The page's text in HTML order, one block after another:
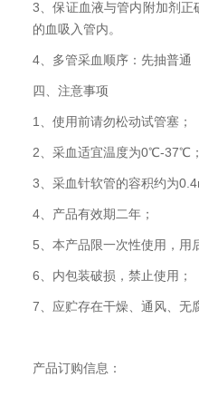
3、保证血液与管内附加剂
的血吸入管内。
4、多管采血顺序：先抽普通
四、注意事项
1、使用前请勿松动试管塞；
2、采血适宜温度为0℃-37℃
3、采血针软管的容积约为
4、产品有效期二年；
5、本产品限一次性使用，用
6、内包装破损，禁止使用；
7、应贮存在干燥、通风、无
产品订购信息：